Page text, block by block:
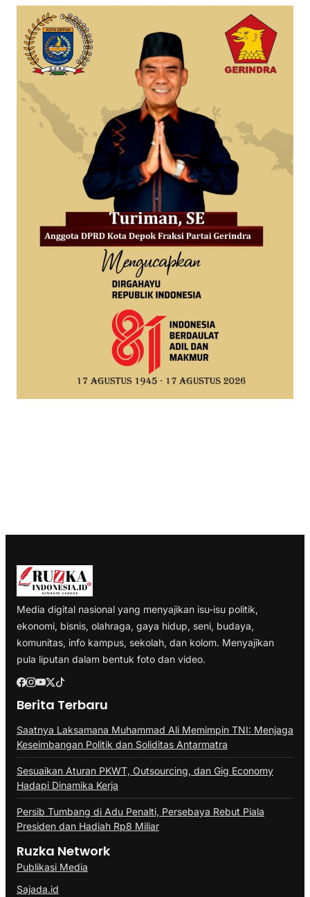
Media digital nasional yang menyajikan isu-isu politik,
ekonomi, bisnis, olahraga, gaya hidup, seni, budaya,
komunitas, info kampus, sekolah, dan kolom. Menyajikan
pula liputan dalam bentuk foto dan video.
Berita Terbaru
Saatnya Laksamana Muhammad Ali Memimpin TNI: Menjaga
Keseimbangan Politik dan Soliditas Antarmatra
Sesuaikan Aturan PKWT, Outsourcing, dan Gig Economy
Hadapi Dinamika Kerja
Persib Tumbang di Adu Penalti, Persebaya Rebut Piala
Presiden dan Hadiah Rp8 Miliar
Ruzka Network
Publikasi Media
Sajada.id